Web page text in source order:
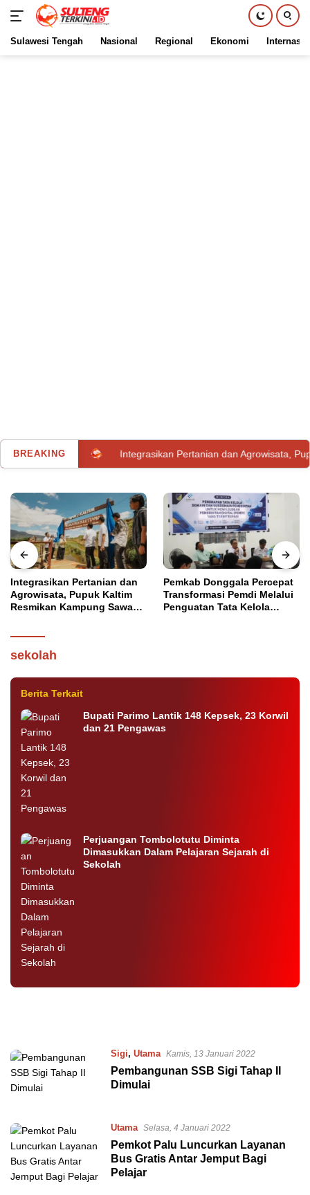
Sulawesi Tengah Nasional Regional Ekonomi
BREAKING Integrasikan Pertanian dan Agrowisata, Pupuk
Integrasikan Pertanian dan
Agrowisata, Pupuk Kaltim
Resmikan Kampung Sawah
Pemkab Donggala Percepat
Transformasi Pemdi Melalui
Penguatan Tata Kelola
sekolah
Jumat, 18 Februari 2022
Enam Sekolah di Sulteng Terima
Penghargaan Lomba Ramah Lingkungan
Berita Terkait
Bupati Parimo Lantik 148 Kepsek, 23 Korwil
dan 21 Pengawas
Perjuangan Tombolotutu Diminta
Dimasukkan Dalam Pelajaran Sejarah di
Sekolah
Sigi, Utama Kamis, 13 Januari 2022
Pembangunan SSB Sigi Tahap II
Dimulai
Utama Selasa, 4 Januari 2022
Pemkot Palu Luncurkan Layanan
Bus Gratis Antar Jemput Bagi
Pelajar